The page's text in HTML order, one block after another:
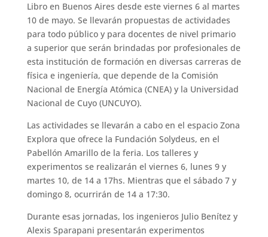
Libro en Buenos Aires desde este viernes 6 al martes
10 de mayo. Se llevarán propuestas de actividades
para todo público y para docentes de nivel primario
a superior que serán brindadas por profesionales de
esta institución de formación en diversas carreras de
física e ingeniería, que depende de la Comisión
Nacional de Energía Atómica (CNEA) y la Universidad
Nacional de Cuyo (UNCUYO).
Las actividades se llevarán a cabo en el espacio Zona
Explora que ofrece la Fundación Solydeus, en el
Pabellón Amarillo de la feria. Los talleres y
experimentos se realizarán el viernes 6, lunes 9 y
martes 10, de 14 a 17hs. Mientras que el sábado 7 y
domingo 8, ocurrirán de 14 a 17:30.
Durante esas jornadas, los ingenieros Julio Benítez y
Alexis Sparapani presentarán experimentos